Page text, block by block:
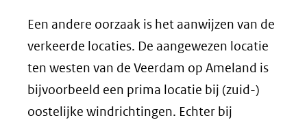
Een andere oorzaak is het aanwijzen van de
verkeerde locaties. De aangewezen locatie
ten westen van de Veerdam op Ameland is
bijvoorbeeld een prima locatie bij (zuid-)
oostelijke windrichtingen. Echter bij